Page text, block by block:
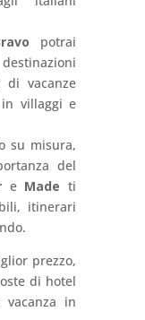
potrai
di vacanze
villaggi e
su misura,
del
e Made ti
itinerari
prezzo,
di hotel
in